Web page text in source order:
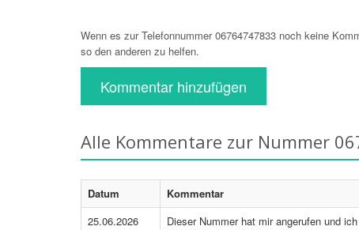
Wenn es zur Telefonnummer 06764747833 noch keine
so den anderen zu helfen.
Kommentar hinzufügen
Alle Kommentare zur Nummer
Datum
Kommentar
25.06.2026
Dieser Nummer hat mir angerufen und